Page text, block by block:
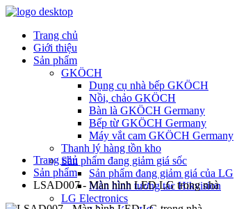
Trang chủ
Giới thiệu
Sản phẩm
GKÖCH
Dụng cụ nhà bếp GKÖCH
Nồi, chảo GKÖCH
Bàn là GKÖCH Germany
Bếp từ GKÖCH Germany
Máy vắt cam GKÖCH Germany
Thanh lý hàng tồn kho
Sản phẩm đang giảm giá sốc
Sản phẩm đang giảm giá của LG
Màn hình tương tác Hikvision
LG Electronics
Trang chủ
Sản phẩm
LSAD007 - Màn hình LED LG trong nhà